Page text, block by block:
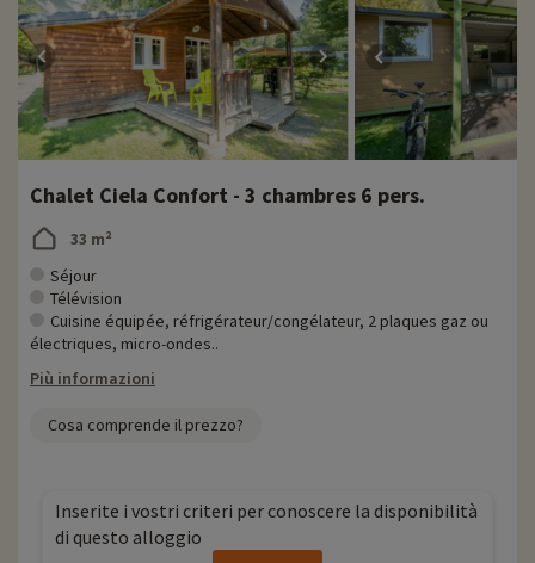
Chalet Ciela Confort - 3 chambres 6 pers.
33 m²
Séjour
Télévision
Cuisine équipée, réfrigérateur/congélateur, 2 plaques gaz ou
électriques, micro-ondes..
Più informazioni
Cosa comprende il prezzo?
Inserite i vostri criteri per conoscere la disponibilità
di questo alloggio